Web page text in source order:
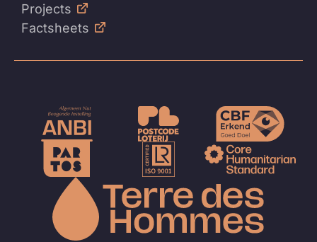
Projects
Factsheets